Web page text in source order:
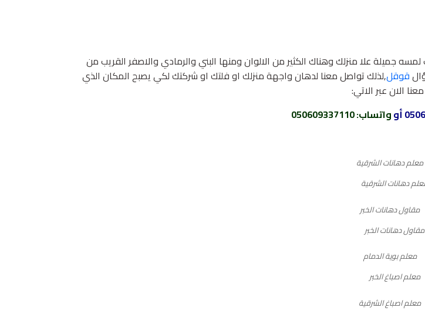
جميلة علا منزلك وهناك الكثير من الالوان ومنها البني والرمادي والاصفر القريب من
قوقل,لذلك تواصل معنا لدهان واجهة منزلك او فلتك او شركتك لكي يصبح المكان الذي
الان عبر الاتي:
أوواتساب: 050609337110
دهانات الشرقية
مقاول دهانات الخبر
معلم اصباغ الخبر